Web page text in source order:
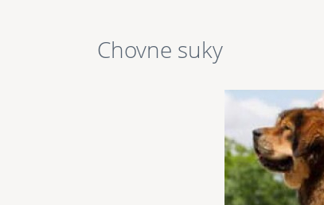
Chovne suky